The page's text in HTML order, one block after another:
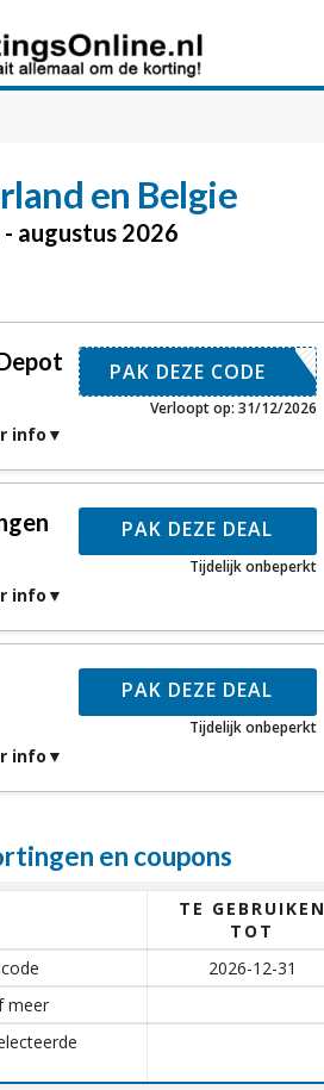
en Belgie
augustus 2026
info
DD5
PAK DEZE CODE
Verloopt op: 31/12/2026
info
PAK DEZE DEAL
Tijdelijk onbeperkt
info
PAK DEZE DEAL
Tijdelijk onbeperkt
en coupons
TE GEBRUIKEN
TOT
2026-12-31
meer